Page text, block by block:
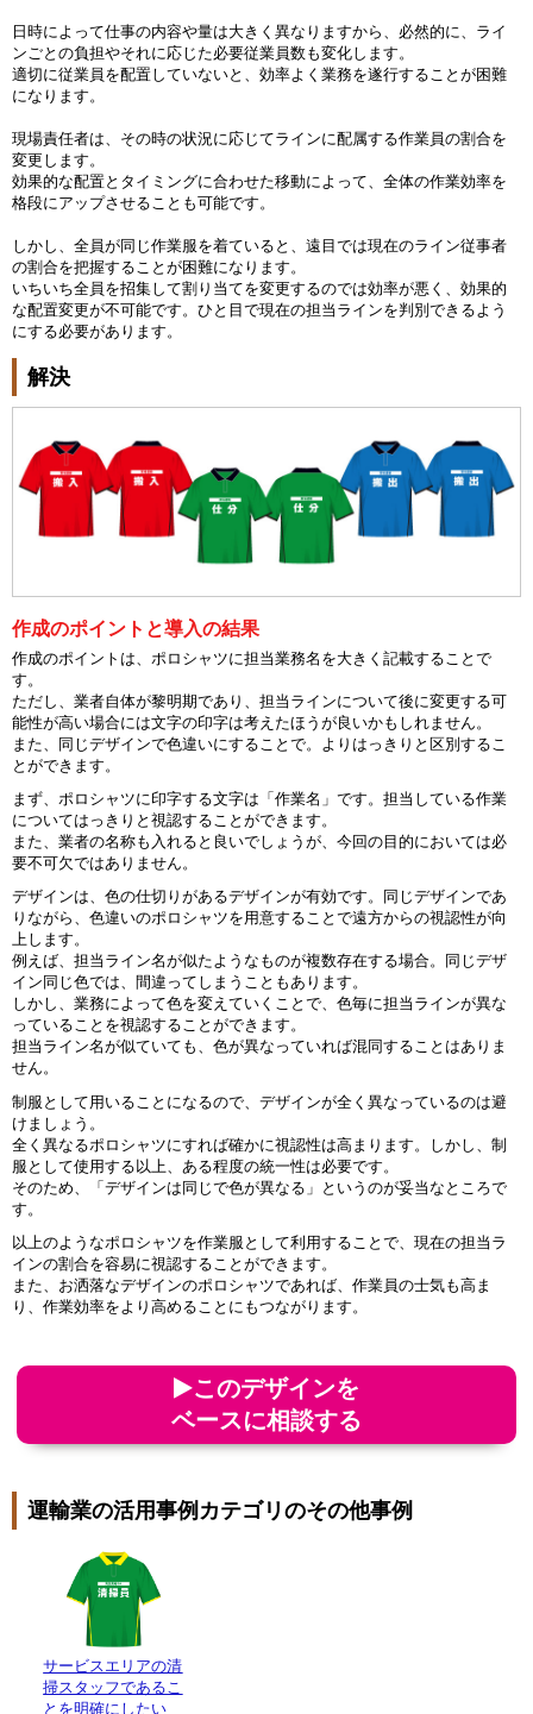
日時によって仕事の内容や量は大きく異なりますから、必然的に、ライ
ンごとの負担やそれに応じた必要従業員数も変化します。
適切に従業員を配置していないと、効率よく業務を遂行することが困難
になります。
現場責任者は、その時の状況に応じてラインに配属する作業員の割合を
変更します。
効果的な配置とタイミングに合わせた移動によって、全体の作業効率を
格段にアップさせることも可能です。
しかし、全員が同じ作業服を着ていると、遠目では現在のライン従事者
の割合を把握することが困難になります。
いちいち全員を招集して割り当てを変更するのでは効率が悪く、効果的
な配置変更が不可能です。ひと目で現在の担当ラインを判別できるよう
にする必要があります。
解決
作成のポイントと導入の結果
作成のポイントは、ポロシャツに担当業務名を大きく記載することで
す。
ただし、業者自体が黎明期であり、担当ラインについて後に変更する可
能性が高い場合には文字の印字は考えたほうが良いかもしれません。
また、同じデザインで色違いにすることで。よりはっきりと区別するこ
とができます。
まず、ポロシャツに印字する文字は「作業名」です。担当している作業
についてはっきりと視認することができます。
また、業者の名称も入れると良いでしょうが、今回の目的においては必
要不可欠ではありません。
デザインは、色の仕切りがあるデザインが有効です。同じデザインであ
りながら、色違いのポロシャツを用意することで遠方からの視認性が向
上します。
例えば、担当ライン名が似たようなものが複数存在する場合。同じデザ
イン同じ色では、間違ってしまうこともあります。
しかし、業務によって色を変えていくことで、色毎に担当ラインが異な
っていることを視認することができます。
担当ライン名が似ていても、色が異なっていれば混同することはありま
せん。
制服として用いることになるので、デザインが全く異なっているのは避
けましょう。
全く異なるポロシャツにすれば確かに視認性は高まります。しかし、制
服として使用する以上、ある程度の統一性は必要です。
そのため、「デザインは同じで色が異なる」というのが妥当なところで
す。
以上のようなポロシャツを作業服として利用することで、現在の担当ラ
インの割合を容易に視認することができます。
また、お洒落なデザインのポロシャツであれば、作業員の士気も高ま
り、作業効率をより高めることにもつながります。
このデザインを
ベースに相談する
運輸業の活用事例カテゴリのその他事例
サービスエリアの清
掃スタッフであるこ
とを明確にしたい